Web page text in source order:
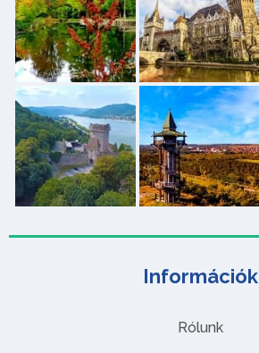
Információk
Rólunk